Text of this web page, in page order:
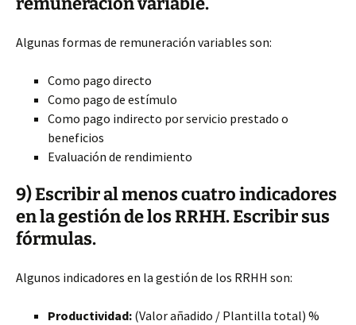
Algunas formas de remuneración variables son:
Como pago directo
Como pago de estímulo
Como pago indirecto por servicio prestado o
beneficios
Evaluación de rendimiento
9) Escribir al menos cuatro indicadores
en la gestión de los RRHH. Escribir sus
fórmulas.
Algunos indicadores en la gestión de los RRHH son:
Productividad: (Valor añadido / Plantilla total) %